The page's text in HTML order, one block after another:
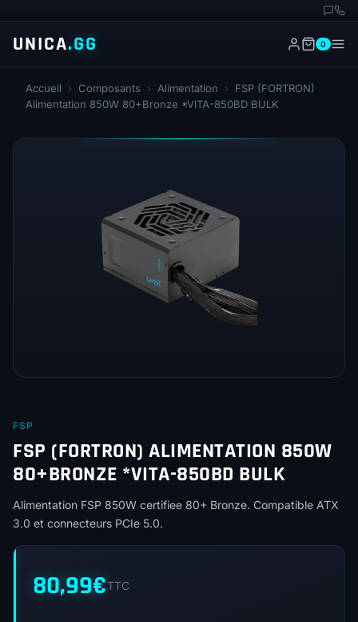
UNICA.GG 0
Accueil › Composants › Alimentation ›
FSP (FORTRON)
Alimentation 850W 80+Bronze *VITA-850BD BULK
FSP
FSP (FORTRON) ALIMENTATION 850W
80+BRONZE *VITA-850BD BULK
Alimentation FSP 850W certifiee 80+ Bronze. Compatible ATX
3.0 et connecteurs PCIe 5.0.
80,99€TTC